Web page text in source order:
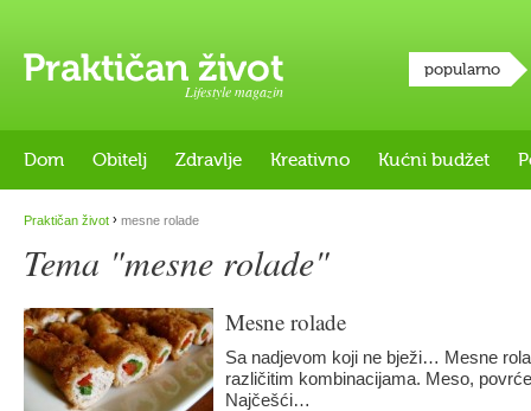
Lifestyle magazin
popularno
Dom Obitelj Zdravlje Kreativno Kućni budžet
Praktičan život › mesne rolade
Tema "mesne rolade"
Mesne rolade
Sa nadjevom koji ne bježi… Mesne
različitim kombinacijama. Meso,
Najčešći…